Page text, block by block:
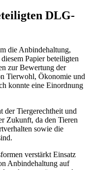
DLG-
die Anbindehaltung,
Papier beteiligten
zur Bewertung der
Tierwohl, Ökonomie und
konnte eine Einordnung
der Tiergerechtheit und
Zukunft, da den Tieren
sowie die
verstärkt Einsatz
Anbindehaltung auf